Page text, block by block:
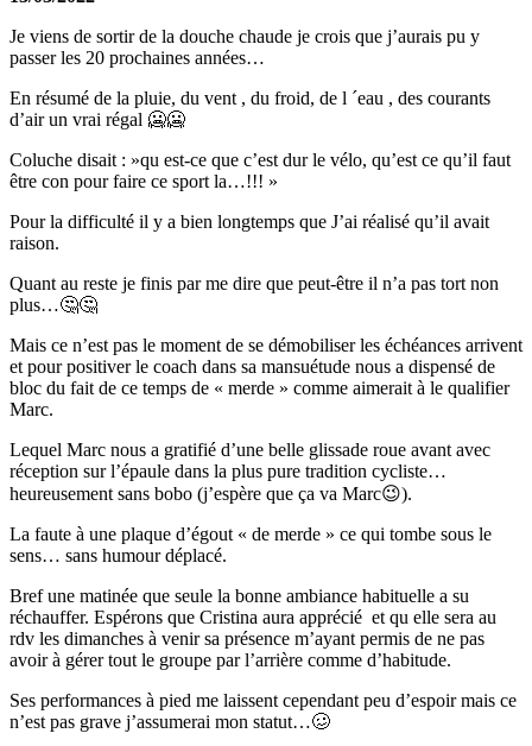
Je viens de sortir de la douche chaude je crois que j’aurais pu y
passer les 20 prochaines années…
En résumé de la pluie, du vent , du froid, de l ´eau , des courants
d’air un vrai régal 🥶🥶
Coluche disait : »qu est-ce que c’est dur le vélo, qu’est ce qu’il faut
être con pour faire ce sport la…!!! »
Pour la difficulté il y a bien longtemps que J’ai réalisé qu’il avait
raison.
Quant au reste je finis par me dire que peut-être il n’a pas tort non
plus…🤔🤔
Mais ce n’est pas le moment de se démobiliser les échéances arrivent
et pour positiver le coach dans sa mansuétude nous a dispensé de
bloc du fait de ce temps de « merde » comme aimerait à le qualifier
Marc.
Lequel Marc nous a gratifié d’une belle glissade roue avant avec
réception sur l’épaule dans la plus pure tradition cycliste…
heureusement sans bobo (j’espère que ça va Marc😉).
La faute à une plaque d’égout « de merde » ce qui tombe sous le
sens… sans humour déplacé.
Bref une matinée que seule la bonne ambiance habituelle a su
réchauffer. Espérons que Cristina aura apprécié et qu elle sera au
rdv les dimanches à venir sa présence m’ayant permis de ne pas
avoir à gérer tout le groupe par l’arrière comme d’habitude.
Ses performances à pied me laissent cependant peu d’espoir mais ce
n’est pas grave j’assumerai mon statut…🥴